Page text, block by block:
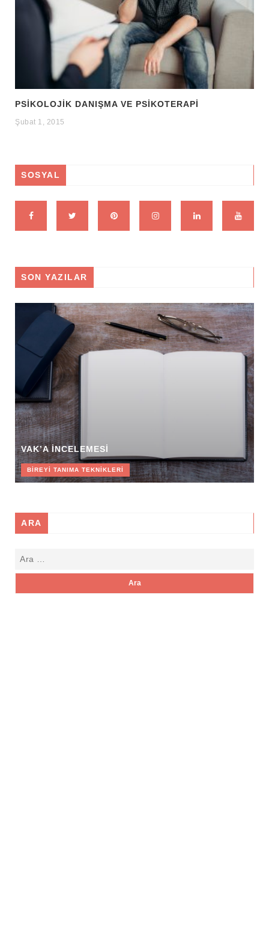
PSIKOLOJIK DANIŞMA VE PSIKOTERAPI
Şubat 1, 2015
SOSYAL
SON YAZILAR
VAK’A İNCELEMESI
BIREYI TANIMA TEKNIKLERI
ARA